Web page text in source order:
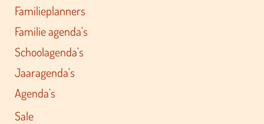
Familieplanners
Familie agenda's
Schoolagenda's
Jaaragenda's
Agenda's
Sale